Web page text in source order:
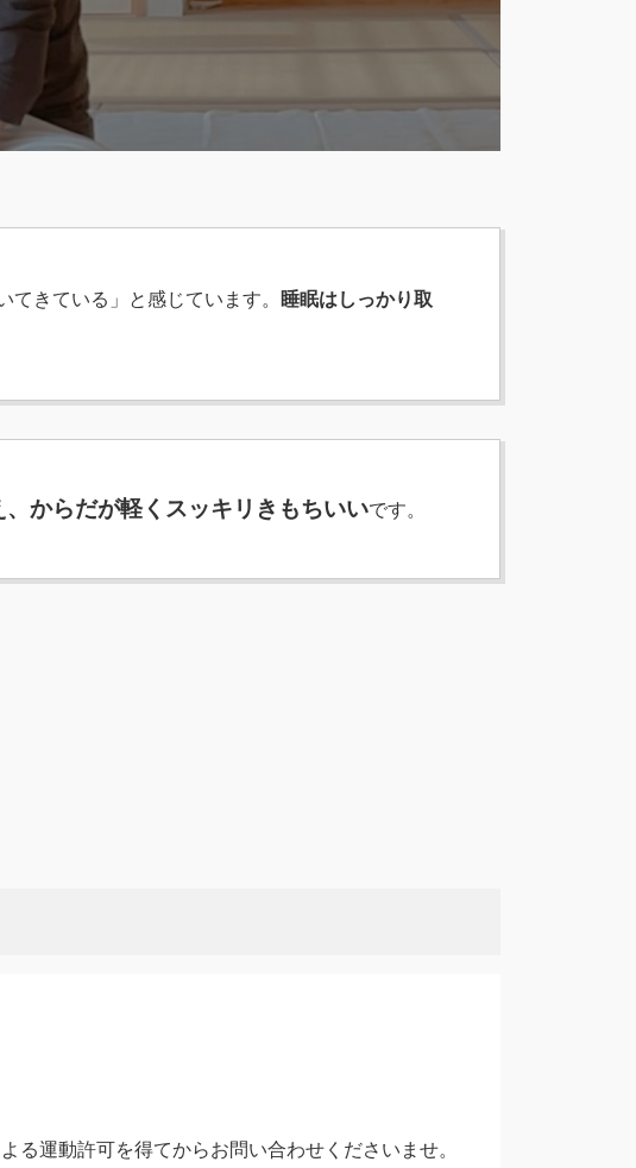
きている」と感じています。
睡眠はしっかり取
、からだが軽くスッキリきもちいいです。
る運動許可を得てからお問い合わせくださいませ。